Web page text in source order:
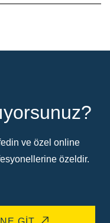
ve özel online
özeldir.